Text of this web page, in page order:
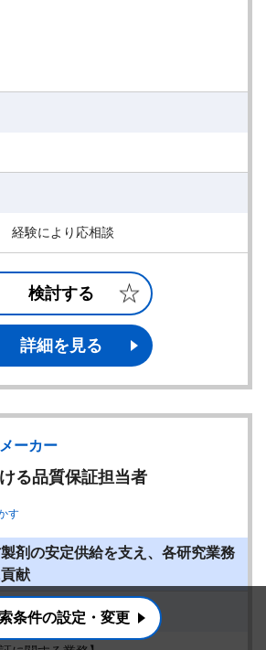
経験により応相談
検討する
詳細を見る
ーカー
る品質保証担当者
す
剤の安定供給を支え、各研究業務
献
条件の設定・変更